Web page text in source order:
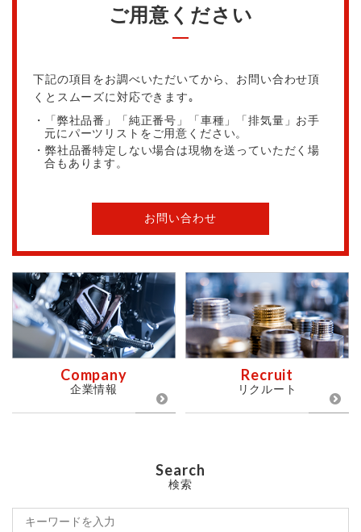
ご用意ください
下記の項目をお調べいただいてから、お問い合わせ頂
くとスムーズに対応できます｡
・「弊社品番」「純正番号」「車種」「排気量」お手
元にパーツリストをご用意ください。
・弊社品番特定しない場合は現物を送っていただく場
合もあります。
お問い合わせ
Company
企業情報
Recruit
リクルート
Search
検索